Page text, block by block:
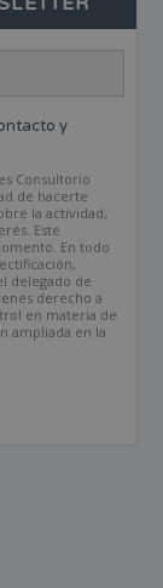
y
Consultorio
de hacerte
la actividad,
Este
En todo
delegado de
derecho a
en materia de
ampliada en la